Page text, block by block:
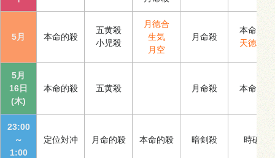
5月 本命的殺
五黄殺
小児殺
月徳合
生気
月空
月命殺
本命殺
天徳合
5月
16日
(木)
本命的殺 五黄殺 月命殺 本命殺
23:00
～
1:00
定位対冲 月命的殺 本命的殺 暗剣殺 時破